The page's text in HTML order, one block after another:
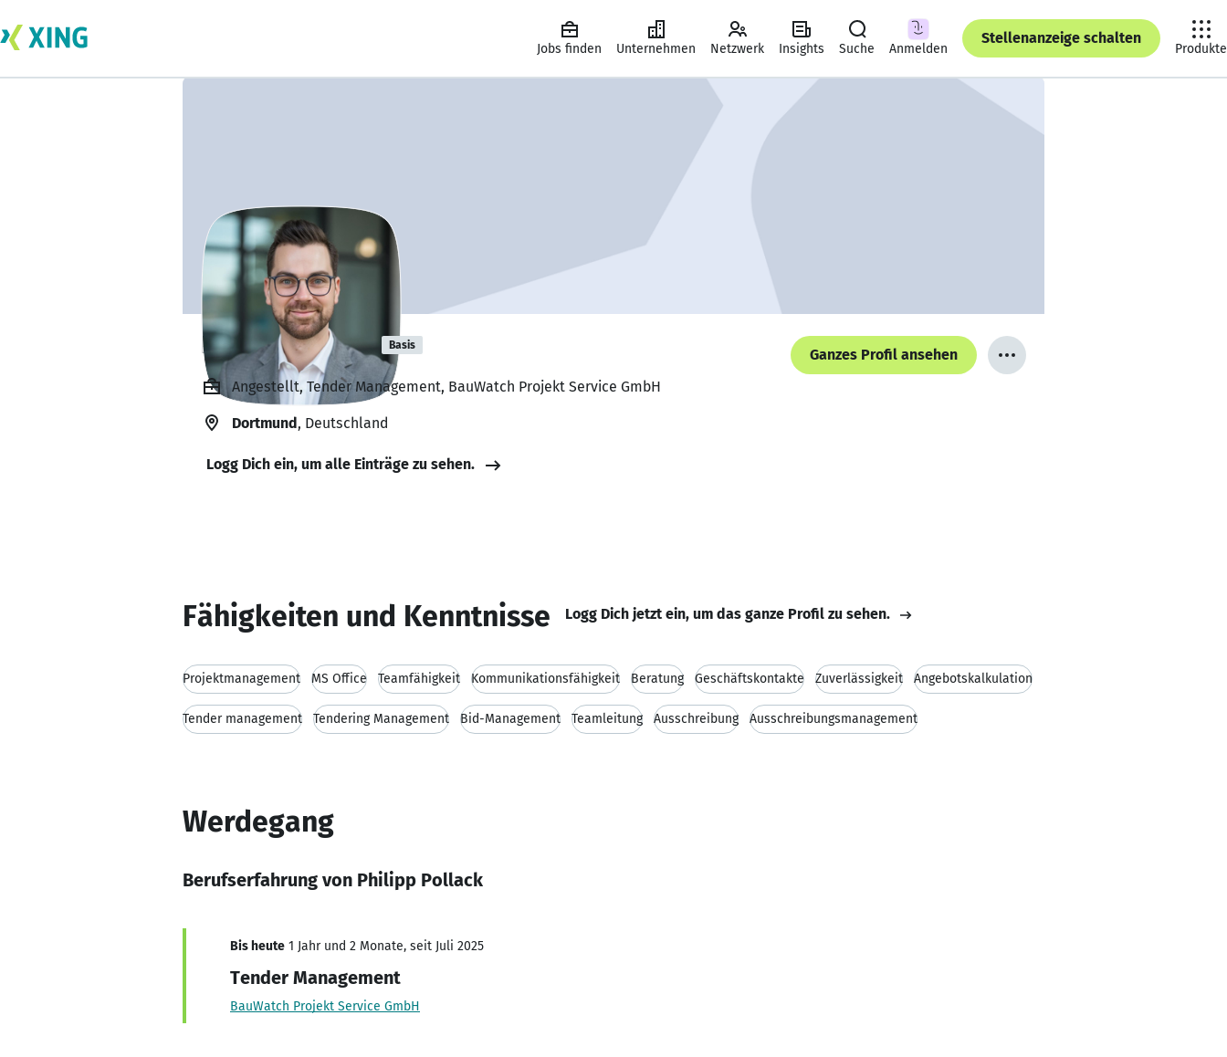
Jobs finden Unternehmen Netzwerk Insights Suche Anmelden
Stellenanzeige schalten
Produkte
Philipp Pollack Basis
Ganzes Profil ansehen
Angestellt, Tender Management, BauWatch Projekt Service GmbH
Dortmund, Deutschland
Logg Dich ein, um alle Einträge zu sehen.
Fähigkeiten und Kenntnisse Logg Dich jetzt ein, um das ganze Profil zu sehen.
Projektmanagement MS Office Teamfähigkeit Kommunikationsfähigkeit Beratung Geschäftskontakte Zuverlässigkeit Angebotskalkulation
Tender management Tendering Management Bid-Management Teamleitung Ausschreibung Ausschreibungsmanagement
Werdegang
Berufserfahrung von Philipp Pollack
Bis heute 1 Jahr und 2 Monate, seit Juli 2025
Tender Management
BauWatch Projekt Service GmbH